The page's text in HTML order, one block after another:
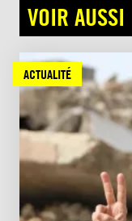
VOIR AUSSI
ACTUALITÉ